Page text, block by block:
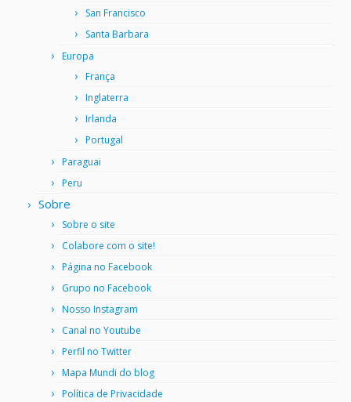
San Francisco
Santa Barbara
Europa
França
Inglaterra
Irlanda
Portugal
Paraguai
Peru
Sobre
Sobre o site
Colabore com o site!
Página no Facebook
Grupo no Facebook
Nosso Instagram
Canal no Youtube
Perfil no Twitter
Mapa Mundi do blog
Política de Privacidade